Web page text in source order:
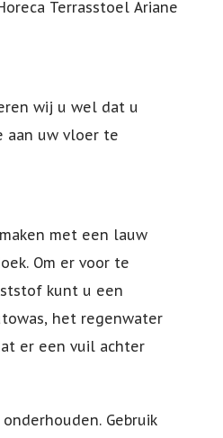
Terrasstoel Ariane
wij u wel dat u
aan uw vloer te
met een lauw
Om er voor te
kunt u een
het regenwater
er een vuil achter
Gebruik